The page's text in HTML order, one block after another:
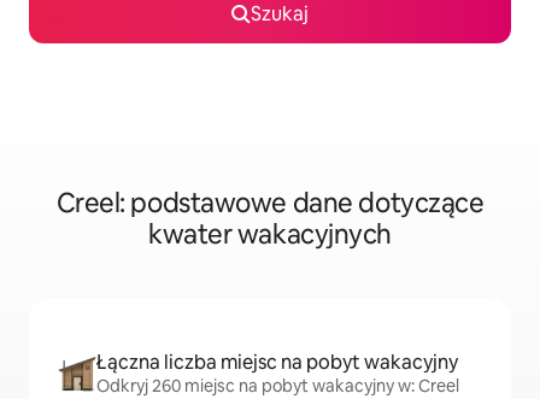
Szukaj
Creel: podstawowe dane dotyczące
kwater wakacyjnych
Łączna liczba miejsc na pobyt wakacyjny
Odkryj 260 miejsc na pobyt wakacyjny w: Creel